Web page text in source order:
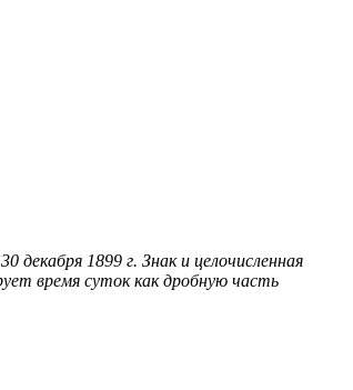
1899 г. Знак и целочисленная
время суток как дробную часть